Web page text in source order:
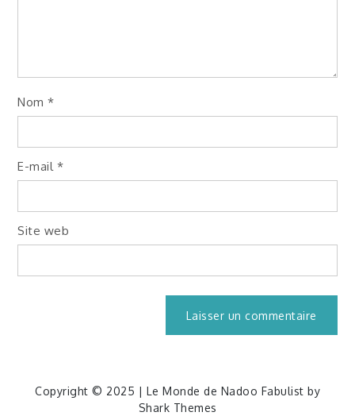
Nom*
E-mail *
Site web
Copyright © 2025 | Le Monde de Nadoo Fabulist by
Shark Themes